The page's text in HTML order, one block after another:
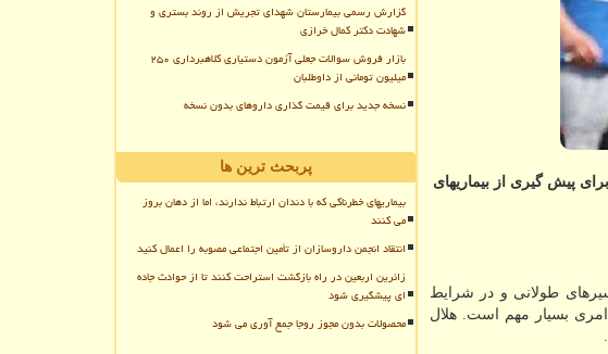
پیش گیری از بیماریهای
طولانی و در شرایط
بسیار مهم است. هلال
گزارش رسمی بیمارستان شهدای تجریش از روند بستری و
شهادت دکتر کمال خرازی
بازار فروش سوالات جعلی آزمون دستیاری کلاهبرداری ۲۵۰
میلیون تومانی از داوطلبان
نسخه جدید برای قیمت گذاری داروهای بدون نسخه
پربحث ترین ها
بیماریهای خطرناکی که با دندان ارتباط ندارند، اما از دهان بروز
می کنند
انتقاد انجمن داروسازان از تأمین اجتماعی مصوبه را اعمال کنید
زائرین اربعین در راه بازگشت استراحت کنند تا از حوادث جاده
ای پیشگیری شود
محصولات بدون مجوز روجا جمع آوری می شود